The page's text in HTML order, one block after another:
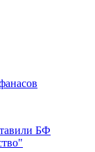
БФ